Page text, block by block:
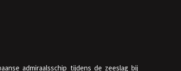
admiraalsschip tijdens de zeeslag bij